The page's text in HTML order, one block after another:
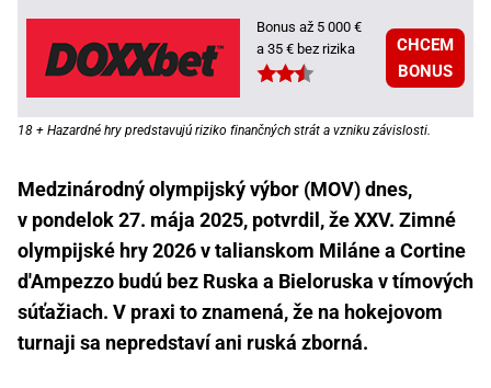
Bonus až 5 000 €
a 35 € bez rizika
CHCEM
BONUS
18 + Hazardné hry predstavujú riziko finančných strát a vzniku závislosti.
Medzinárodný olympijský výbor (MOV) dnes,
v pondelok 27. mája 2025, potvrdil, že XXV. Zimné
olympijské hry 2026 v talianskom Miláne a Cortine
d'Ampezzo budú bez Ruska a Bieloruska v tímových
súťažiach. V praxi to znamená, že na hokejovom
turnaji sa nepredstaví ani ruská zborná.